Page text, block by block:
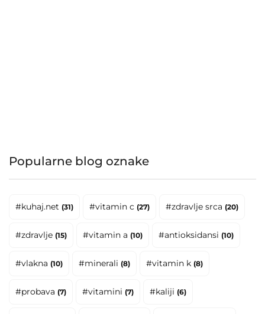
Popularne blog oznake
#kuhaj.net (31) #vitamin c (27) #zdravlje srca (20)
#zdravlje (15) #vitamin a (10) #antioksidansi (10)
#vlakna (10) #minerali (8) #vitamin k (8)
#probava (7) #vitamini (7) #kaliji (6)